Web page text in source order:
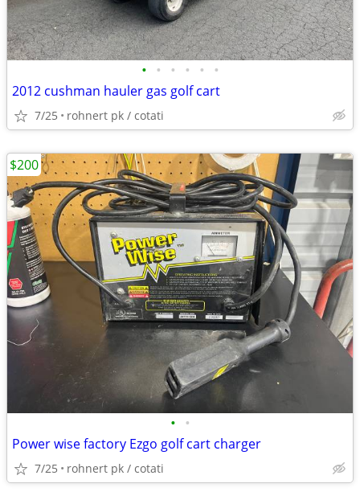
• • • • • •
2012 cushman hauler gas golf cart
7/25 rohnert pk / cotati
• •
Power wise factory Ezgo golf cart charger
7/25 rohnert pk / cotati
$200